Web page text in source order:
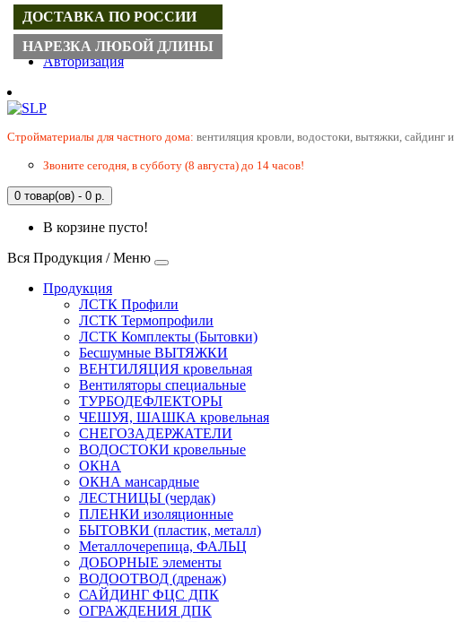
Регистрация
Авторизация
Cтройматериалы для частного дома: вентиляция кровли, водостоки, вытяжки, сайдинг
Звоните сегодня, в субботу (8 августа) до 14 часов!
0 товар(ов) - 0 р.
В корзине пусто!
Вся Продукция / Меню
Продукция
ЛСТК Профили
ЛСТК Термопрофили
ЛСТК Комплекты (Бытовки)
Бесшумные ВЫТЯЖКИ
ВЕНТИЛЯЦИЯ кровельная
Вентиляторы специальные
ТУРБОДЕФЛЕКТОРЫ
ЧЕШУЯ, ШАШКА кровельная
СНЕГОЗАДЕРЖАТЕЛИ
ВОДОСТОКИ кровельные
ОКНА
ОКНА мансардные
ЛЕСТНИЦЫ (чердак)
ПЛЕНКИ изоляционные
БЫТОВКИ (пластик, металл)
Металлочерепица, ФАЛЬЦ
ДОБОРНЫЕ элементы
ВОДООТВОД (дренаж)
САЙДИНГ ФЦС ДПК
ОГРАЖДЕНИЯ ДПК
ДОСТАВКА ПО РОССИИ
НАРЕЗКА ЛЮБОЙ ДЛИНЫ